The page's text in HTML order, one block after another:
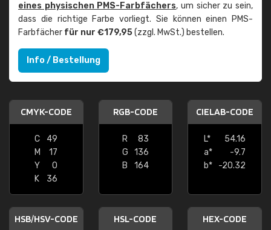
eines physischen PMS-Farbfächers, um sicher zu sein,
dass die richtige Farbe vorliegt. Sie können einen PMS-
Farbfächer für nur €179,95(zzgl. MwSt.) bestellen.
Info / Bestellung
CMYK-CODE
C
49
M
17
Y
0
K
36
RGB-CODE
R
83
G
136
B
164
CIELAB-CODE
L*
54.16
a*
-9.7
b*
-20.32
HSB/HSV-CODE HSL-CODE HEX-CODE